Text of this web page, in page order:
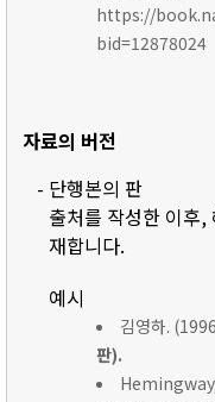
https://
bid=12878024
자료의 버전
- 단행본의 판
출처를 작성한 이후,
재합니다.
예시
김영하.
판).